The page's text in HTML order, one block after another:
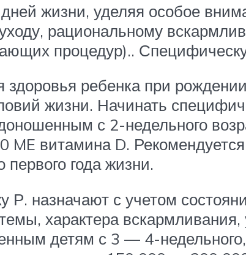
жизни, уделяя особое
рациональному
процедур)..
здоровья ребенка при
жизни. Начинать
с 2-недельного
витамина D.
года жизни.
назначают с учетом
характера
детям с 3 — 4-